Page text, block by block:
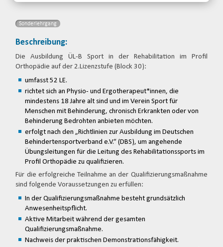
Sonderlehrgang
Beschreibung:
Die Ausbildung ÜL-B Sport in der Rehabilitation im Profil
Orthopädie auf der 2.Lizenzstufe (Block 30):
umfasst 52 LE.
richtet sich an Physio- und Ergotherapeut*innen, die
mindestens 18 Jahre alt sind und im Verein Sport für
Menschen mit Behinderung, chronisch Erkrankten oder von
Behinderung Bedrohten anbieten möchten.
erfolgt nach den „Richtlinien zur Ausbildung im Deutschen
Behindertensportverband e.V.“ (DBS), um angehende
Übungsleitungen für die Leitung des Rehabilitationssports im
Profil Orthopädie zu qualifizieren.
Für die erfolgreiche Teilnahme an der Qualifizierungsmaßnahme
sind folgende Voraussetzungen zu erfüllen:
In der Qualifizierungsmaßnahme besteht grundsätzlich
Anwesenheitspflicht.
Aktive Mitarbeit während der gesamten
Qualifizierungsmaßnahme.
Nachweis der praktischen Demonstrationsfähigkeit.